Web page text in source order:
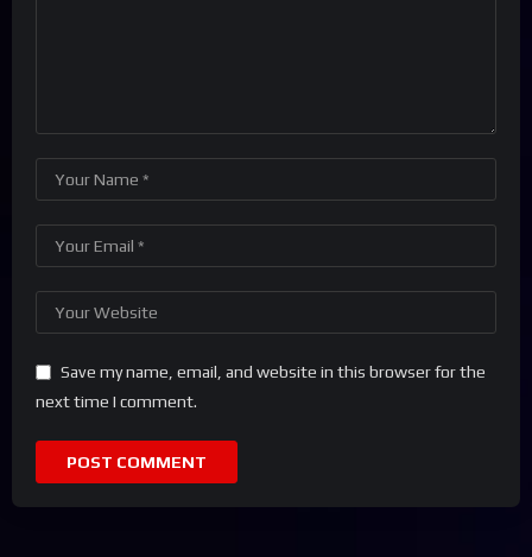
Save my name, email, and website in this browser for the
next time I comment.